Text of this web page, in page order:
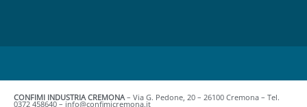
CONFIMI INDUSTRIA CREMONA – Via G. Pedone, 20 – 26100 Cremona – Tel.
0372 458640 – info@confimicremona.it